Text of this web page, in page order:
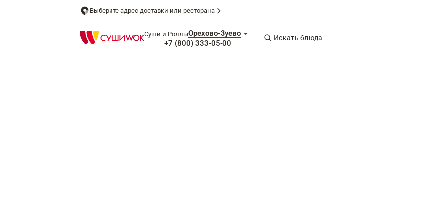
Выберите адрес доставки или ресторана
Суши и РоллыОрехово-Зуево
+7 (800) 333-05-00
Искать блюда